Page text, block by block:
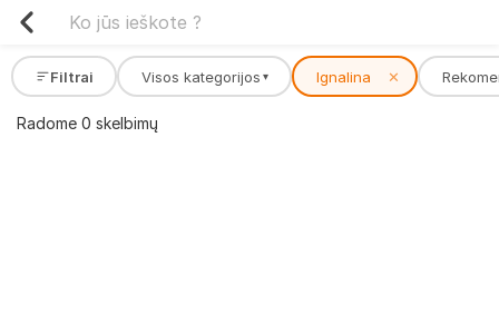
Filtrai Visos kategorijos ▾ Ignalina ✕
Radome 0 skelbimų